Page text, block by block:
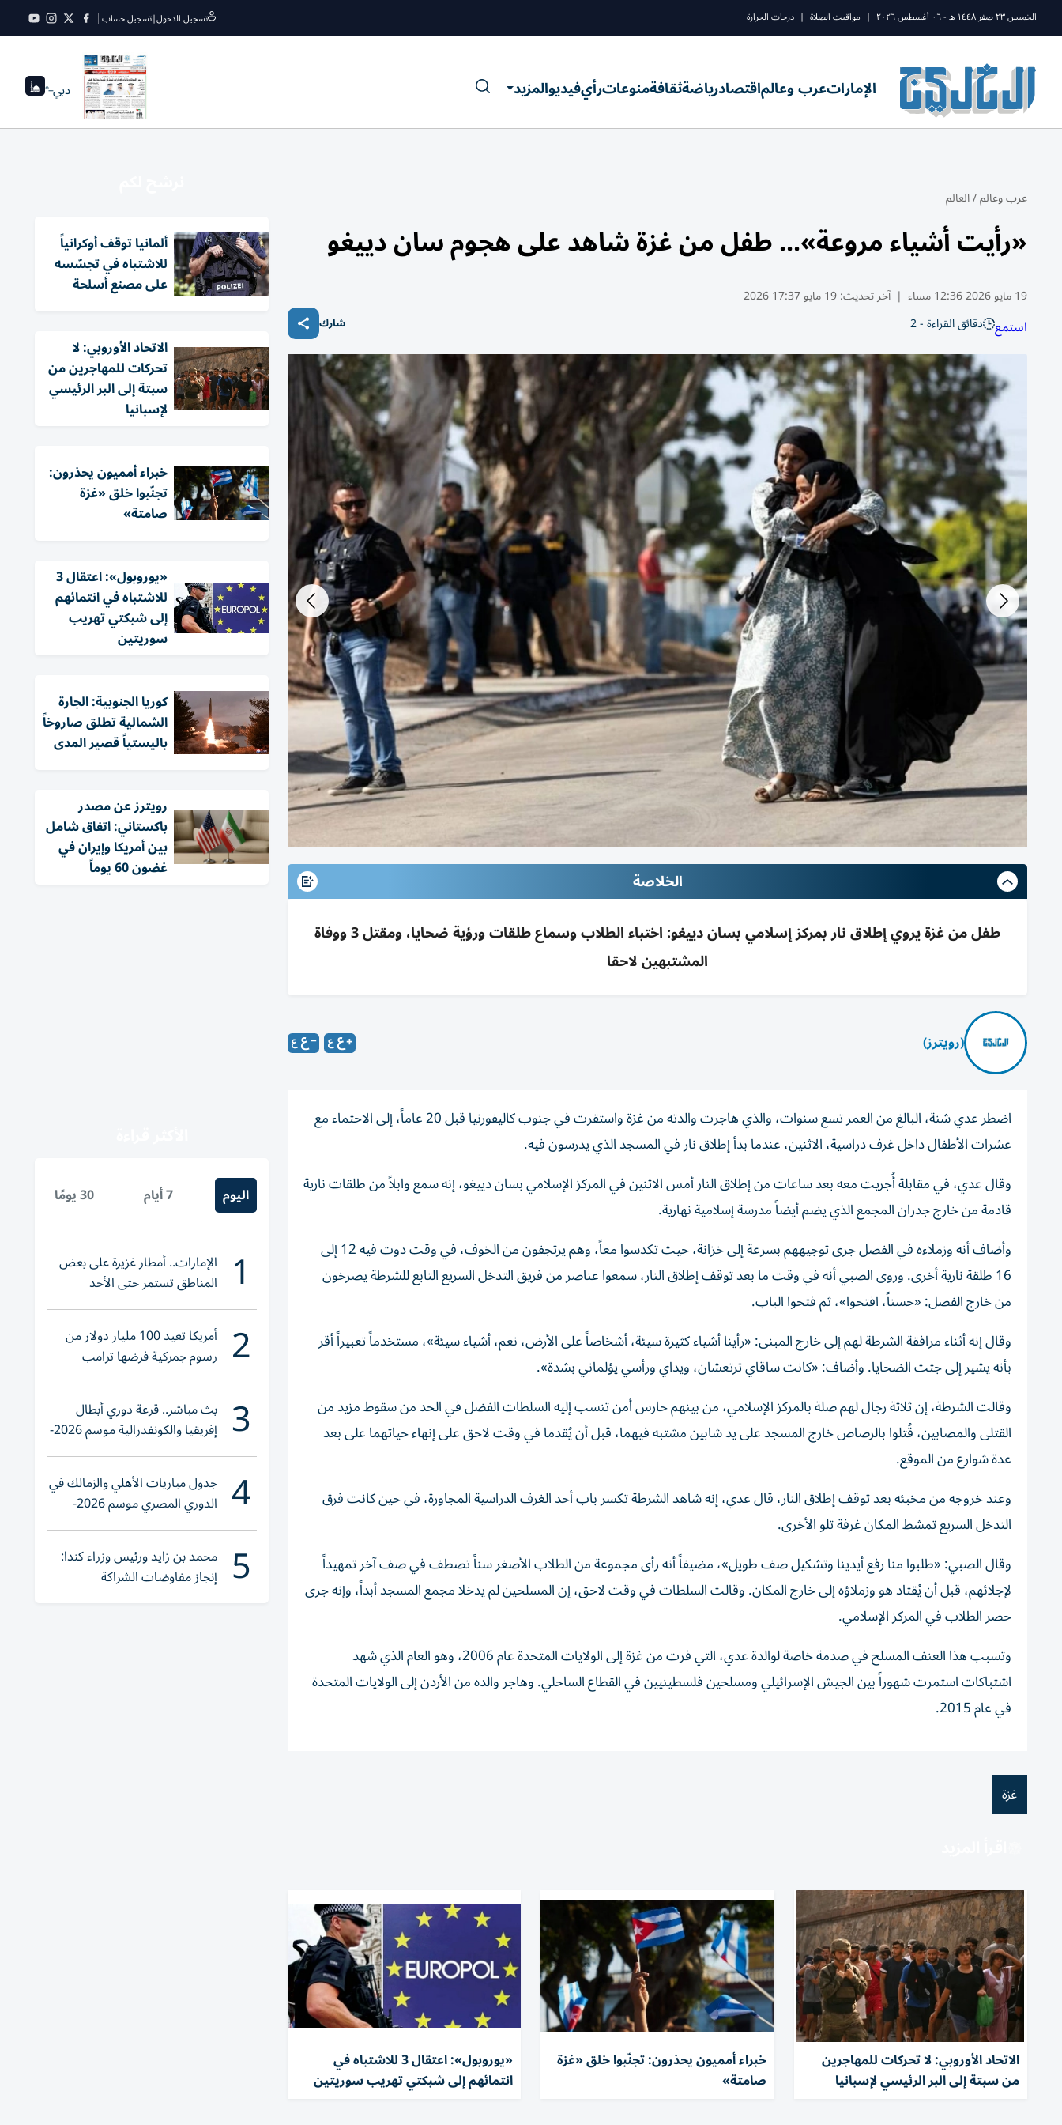
الخميس ٢٣ صفر ١٤٤٨ ه - ٠٦ أغسطس ٢٠٢٦ | مواقيت الصلاة | درجات الحرارة تسجيل الدخول|تسجيل حساب
الإماراتعرب وعالماقتصادرياضةثقافةمنوعاترأيفيديوالمزيد دبي--°
عرب وعالم/العالم
«رأيت أشياء مروعة»... طفل من غزة شاهد على هجوم سان دييغو
19 مايو 2026 12:36 مساء | آخر تحديث:19 مايو 17:37 2026
استمع دقائق القراءة - 2 شارك
الخلاصة
طفل من غزة يروي إطلاق نار بمركز إسلامي بسان دييغو: اختباء الطلاب وسماع طلقات ورؤية ضحايا، ومقتل 3 ووفاة
المشتبهين لاحقا
(رويترز)
اضطر عدي شنة، البالغ من العمر تسع سنوات، والذي هاجرت والدته من غزة واستقرت في جنوب كاليفورنيا قبل 20 عاماً، إلى الاحتماء مع
عشرات الأطفال داخل غرف دراسية، الاثنين، عندما بدأ إطلاق نار في المسجد الذي يدرسون فيه.
وقال عدي، في مقابلة أُجريت معه بعد ساعات من إطلاق النار أمس الاثنين في المركز الإسلامي بسان دييغو، إنه سمع وابلاً من طلقات نارية
قادمة من خارج جدران المجمع الذي يضم أيضاً مدرسة إسلامية نهارية.
وأضاف أنه وزملاءه في الفصل جرى توجيههم بسرعة إلى خزانة، حيث تكدسوا معاً، وهم يرتجفون من الخوف، في وقت دوت فيه 12 إلى
16 طلقة نارية أخرى.
وروى الصبي أنه في وقت ما بعد توقف إطلاق النار، سمعوا عناصر من فريق التدخل السريع التابع للشرطة يصرخون
من خارج الفصل: «حسناً، افتحوا»، ثم فتحوا الباب.
وقال إنه أثناء مرافقة الشرطة لهم إلى خارج المبنى: «رأينا أشياء كثيرة سيئة، أشخاصاً على الأرض، نعم، أشياء سيئة»، مستخدماً تعبيراً أقر
بأنه يشير إلى جثث الضحايا.وأضاف: «كانت ساقاي ترتعشان، ويداي ورأسي يؤلماني بشدة».
وقالت الشرطة، إن ثلاثة رجال لهم صلة بالمركز الإسلامي، من بينهم حارس أمن تنسب إليه السلطات الفضل في الحد من سقوط مزيد من
القتلى والمصابين، قُتلوا بالرصاص خارج المسجد على يد شابين مشتبه فيهما، قبل أن يُقدما في وقت لاحق على إنهاء حياتهما على بعد
عدة شوارع من الموقع.
وعند خروجه من مخبئه بعد توقف إطلاق النار، قال عدي، إنه شاهد الشرطة تكسر باب أحد الغرف الدراسية المجاورة، في حين كانت فرق
التدخل السريع تمشط المكان غرفة تلو الأخرى.
وقال الصبي: «طلبوا منا رفع أيدينا وتشكيل صف طويل»، مضيفاً أنه رأى مجموعة من الطلاب الأصغر سناً تصطف في صف آخر تمهيداً
لإجلائهم، قبل أن يُقتاد هو وزملاؤه إلى خارج المكان.وقالت السلطات في وقت لاحق، إن المسلحين لم يدخلا مجمع المسجد أبداً، وإنه جرى
حصر الطلاب في المركز الإسلامي.
وتسبب هذا العنف المسلح في صدمة خاصة لوالدة عدي، التي فرت من غزة إلى الولايات المتحدة عام 2006، وهو العام الذي شهد
اشتباكات استمرت شهوراً بين الجيش الإسرائيلي ومسلحين فلسطينيين في القطاع الساحلي. وهاجر والده من الأردن إلى الولايات المتحدة
في عام 2015.
غزة
الاتحاد الأوروبي: لا تحركات للمهاجرين
من سبتة إلى البر الرئيسي لإسبانيا
خبراء أمميون يحذرون: تجنّبوا خلق «غزة
صامتة»
«يوروبول»: اعتقال 3 للاشتباه في
انتمائهم إلى شبكتي تهريب سوريتين
ألمانيا توقف أوكرانياً
للاشتباه في تجسّسه
على مصنع أسلحة
الاتحاد الأوروبي: لا
تحركات للمهاجرين من
سبتة إلى البر الرئيسي
لإسبانيا
خبراء أمميون يحذرون:
تجنّبوا خلق «غزة
صامتة»
«يوروبول»: اعتقال 3
للاشتباه في انتمائهم
إلى شبكتي تهريب
سوريتين
كوريا الجنوبية: الجارة
الشمالية تطلق صاروخاً
باليستياً قصير المدى
‏رويترز عن مصدر
باكستاني: اتفاق شامل
بين أمريكا وإيران في
غضون 60 يوماً
اليوم 7 أيام 30 يومًا
1 الإمارات.. أمطار غزيرة على بعض
المناطق تستمر حتى الأحد
2 أمريكا تعيد 100 مليار دولار من
رسوم جمركية فرضها ترامب
3 بث مباشر.. قرعة دوري أبطال
إفريقيا والكونفدرالية موسم 2026-
2027
4 جدول مباريات الأهلي والزمالك في
الدوري المصري موسم 2026-
2027
5 محمد بن زايد ورئيس وزراء كندا:
إنجاز مفاوضات الشراكة